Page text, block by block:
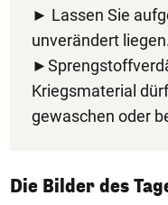
► Lassen Sie
unverändert
Kriegsmaterial
gewaschen oder
Die Bilder des
1/50